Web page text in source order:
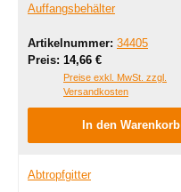
Auffangsbehälter
Artikelnummer: 34405
Preis: Regulärer Preis:
14,66 €
Preise exkl. MwSt. zzgl.
Versandkosten
In den Warenkorb
Abtropfgitter